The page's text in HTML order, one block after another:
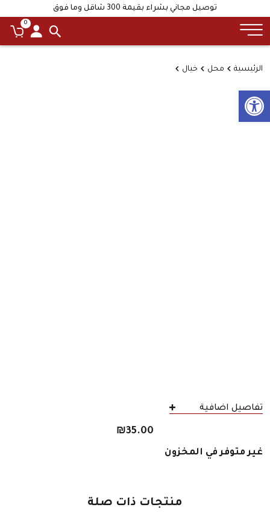
Open toolbar
توصيل مجاني بشراء بقيمة 300 شاقل وما فوق
0
الرئيسية محل خيال
تفاصيل اضافية
₪35.00
غير متوفر في المخزون
منتجات ذات صلة